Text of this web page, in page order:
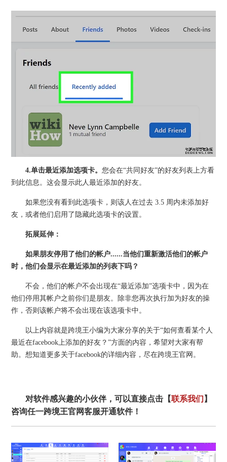
4.单击最近添加选项卡。您会在“共同好友”的好友列表上方看
到此信息。这会显示此人最近添加的好友。
如果您没有看到此选项卡，则该人在过去 3.5 周内未添加好
友，或者他们启用了隐藏此选项卡的设置。
拓展延伸：
如果朋友停用了他们的帐户......当他们重新激活他们的帐户
时，他们会显示在最近添加的列表下吗？
不会，他们的帐户不会出现在“最近添加”选项卡中，因为在
他们停用其帐户之前你们是朋友。除非您再次执行加为好友的操
作，否则该帐户将不会出现在该选项卡中。
以上内容就是跨境王小编为大家分享的关于“如何查看某个人
最近在facebook上添加的好友？”方面的内容，希望对大家有帮
助。想知道更多关于facebook的详细内容，尽在跨境王官网。
对软件感兴趣的小伙伴，可以直接点击【联系我们 】
咨询任一跨境王官网客服开通软件！